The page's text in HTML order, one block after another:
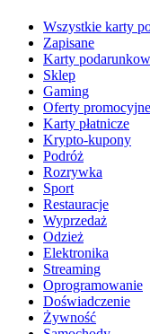
Wszystkie karty
Zapisane
Karty
Sklep
Gaming
Oferty promocyjne
Karty płatnicze
Krypto-kupony
Podróż
Rozrywka
Sport
Restauracje
Wyprzedaż
Odzież
Elektronika
Streaming
Oprogramowanie
Doświadczenie
Żywność